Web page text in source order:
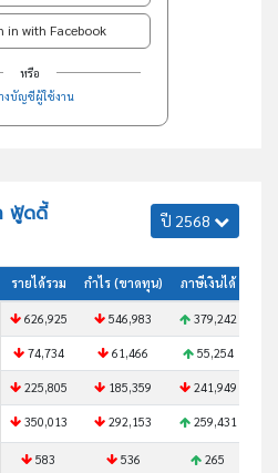
in with Facebook
หรือ
งบัญชีผู้ใช้งาน
ฟู้ดดี้ ปี 2568
รายได้รวม กำไร (ขาดทุน) ภาษีเงินได้
626,925 546,983 379,242
74,734 61,466 55,254
225,805 185,359 241,949
350,013 292,153 259,431
583 536 265